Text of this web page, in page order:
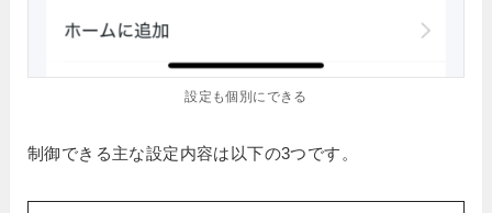
設定も個別にできる
制御できる主な設定内容は以下の3つです。